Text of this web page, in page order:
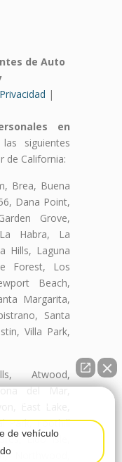
de Auto
|
en
siguientes
de California:
Brea, Buena
Dana Point,
Grove,
Habra, La
Hills, Laguna
Forest, Los
Beach,
Margarita,
Santa
Villa Park,
Atwood,
del Mar,
East Lake,
Park, Foothill
Lido Isle,
Northwood,
de vehículo